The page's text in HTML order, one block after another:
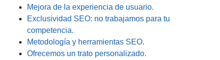
Mejora de la experiencia de usuario.
Exclusividad SEO: no trabajamos para tu
competencia.
Metodología y herramientas SEO.
Ofrecemos un trato personalizado.